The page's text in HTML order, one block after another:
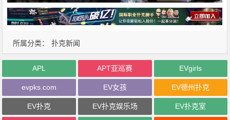
所属分类： 扑克新闻
APL APT亚巡赛 EVgirls
evpks.com EV女孩 EV德州扑克
EV扑克 EV扑克娱乐场 EV扑克室